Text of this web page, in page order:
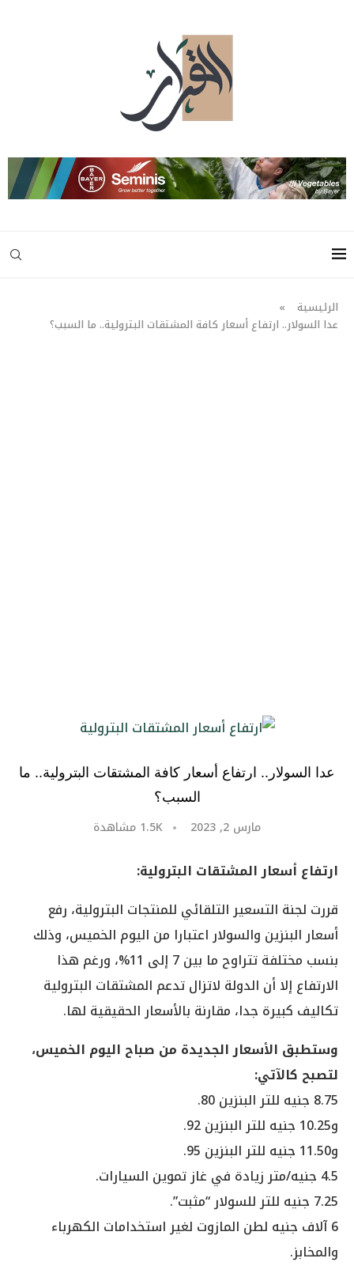
الرئيسية
»
عدا السولار.. ارتفاع أسعار كافة المشتقات البترولية.. ما السبب؟
عدا السولار.. ارتفاع أسعار كافة المشتقات البترولية.. ما
السبب؟
مارس 2, 2023 1.5K مشاهدة
ارتفاع أسعار المشتقات البترولية:
قررت لجنة التسعير التلقائي للمنتجات البترولية، رفع
أسعار البنزين والسولار اعتبارا من اليوم الخميس، وذلك
بنسب مختلفة تتراوح ما بين 7 إلى 11%، ورغم هذا
الارتفاع إلا أن الدولة لاتزال تدعم المشتقات البترولية
تكاليف كبيرة جدا، مقارنة بالأسعار الحقيقية لها.
وستطبق الأسعار الجديدة من صباح اليوم الخميس،
لتصبح كالآتي:
8.75 جنيه للتر البنزين 80.
و10.25 جنيه للتر البنزين 92.
و11.50 جنيه للتر البنزين 95.
4.5 جنيه/متر زيادة في غاز تموين السيارات.
7.25 جنيه للتر للسولار “مثبت”.
6 آلاف جنيه لطن المازوت لغير استخدامات الكهرباء
والمخابز.